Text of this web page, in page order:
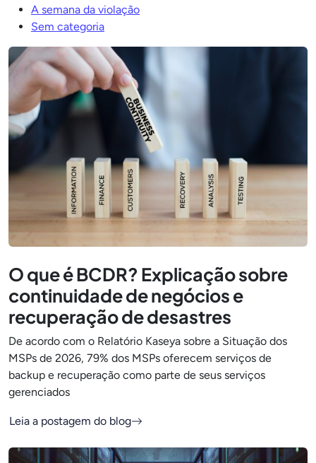
A semana da violação
Sem categoria
O que é BCDR? Explicação sobre
continuidade de negócios e
recuperação de desastres
De acordo com o Relatório Kaseya sobre a Situação dos
MSPs de 2026, 79% dos MSPs oferecem serviços de
backup e recuperação como parte de seus serviços
gerenciados
Leia a postagem do blog